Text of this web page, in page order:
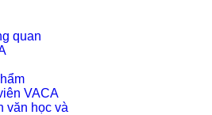
quan
VACA
văn học và